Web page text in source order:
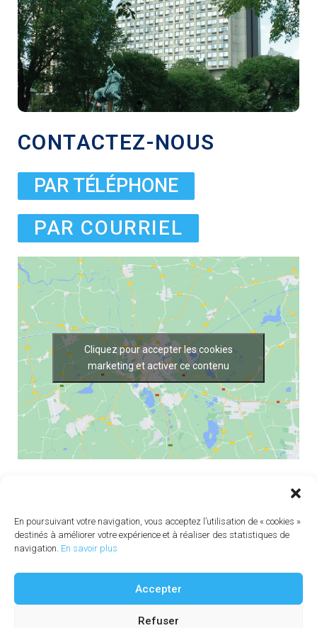
En poursuivant votre navigation, vous acceptez l’utilisation de « cookies »
destinés à améliorer votre expérience et à réaliser des statistiques de
navigation. En savoir plus
Accepter
Refuser
CONTACTEZ-NOUS
PAR TÉLÉPHONE
PAR COURRIEL
Cliquez pour accepter les cookies
marketing et activer ce contenu
Voyages AML : Titulaire d'un permis du Québec #702890
Tous droits réservés Voyages AML 2015
Crédits photos : Croisières AML, Cindy Nadeau, CTMA, Martin St-
Amant, Michel Bonato - Wikipedia - CC-BY-SA-3.0, Murzabov